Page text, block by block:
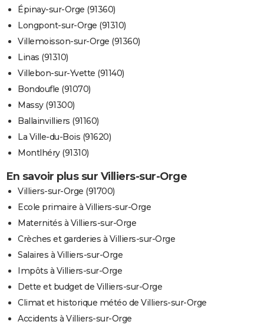
Épinay-sur-Orge (91360)
Longpont-sur-Orge (91310)
Villemoisson-sur-Orge (91360)
Linas (91310)
Villebon-sur-Yvette (91140)
Bondoufle (91070)
Massy (91300)
Ballainvilliers (91160)
La Ville-du-Bois (91620)
Montlhéry (91310)
En savoir plus sur Villiers-sur-Orge
Villiers-sur-Orge (91700)
Ecole primaire à Villiers-sur-Orge
Maternités à Villiers-sur-Orge
Crèches et garderies à Villiers-sur-Orge
Salaires à Villiers-sur-Orge
Impôts à Villiers-sur-Orge
Dette et budget de Villiers-sur-Orge
Climat et historique météo de Villiers-sur-Orge
Accidents à Villiers-sur-Orge